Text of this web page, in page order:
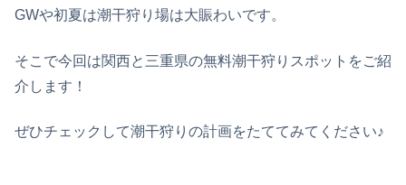
GWや初夏は潮干狩り場は大賑わいです。
そこで今回は関西と三重県の無料潮干狩りスポットをご紹
介します！
ぜひチェックして潮干狩りの計画をたててみてください♪